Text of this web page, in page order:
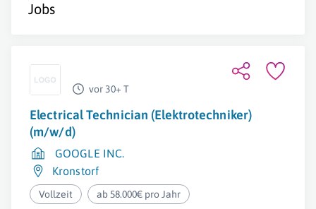
Jobs
vor 30+ T
Electrical Technician (Elektrotechniker)
(m/w/d)
GOOGLE INC.
Kronstorf
Vollzeit ab 58.000€ pro Jahr